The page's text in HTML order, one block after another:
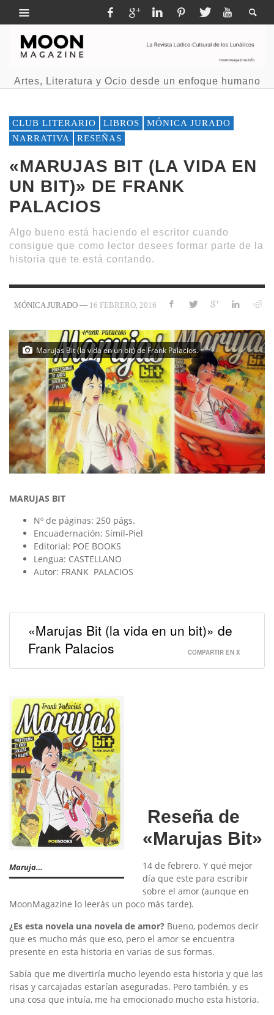
Artes, Literatura y Ocio desde un enfoque humano
CLUB LITERARIO LIBROS
MÓNICA JURADO
NARRATIVA
RESEÑAS
«MARUJAS BIT (LA VIDA EN
UN BIT)» DE FRANK
PALACIOS
Algo bueno está haciendo el escritor cuando
consigue que como lector desees formar parte de la
historia que te está contando.
MÓNICA JURADO — 16 FEBRERO, 2016
Marujas Bit (la vida en un bit) de Frank Palacios.
MARUJAS BIT
Nº de páginas: 250 págs.
Encuadernación: Símil-Piel
Editorial: POE BOOKS
Lengua: CASTELLANO
Autor: FRANK PALACIOS
«Marujas Bit (la vida en un bit)» de
Frank Palacios
COMPARTIR EN X
Maruja…
Reseña de
«Marujas Bit»
14 de febrero. Y qué mejor
día que este para escribir
sobre el amor (aunque en
MoonMagazine lo leerás un poco más tarde).
¿Es esta novela una novela de amor? Bueno, podemos decir
que es mucho más que eso, pero el amor se encuentra
presente en esta historia en varias de sus formas.
Sabía que me divertiría mucho leyendo esta historia y que las
risas y carcajadas estarían aseguradas. Pero también, y es
una cosa que intuía, me ha emocionado mucho esta historia.